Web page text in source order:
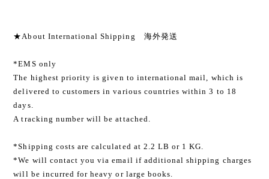
★About International Shipping 海外発送
*EMS only
The highest priority is given to international mail, which is
delivered to customers in various countries within 3 to 18
days.
A tracking number will be attached.
*Shipping costs are calculated at 2.2 LB or 1 KG.
*We will contact you via email if additional shipping charges
will be incurred for heavy or large books.